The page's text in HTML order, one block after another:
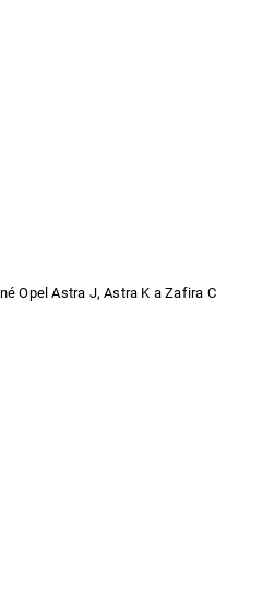
Opel Astra J, Astra K a Zafira C